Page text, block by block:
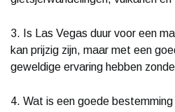
3. Is Las Vegas duur voor een
kan prijzig zijn, maar met een
geweldige ervaring hebben
4. Wat is een goede